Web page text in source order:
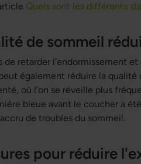
Quels sont les différents
de sommeil
de retarder l’endormissement
également réduire la
où l’on se réveille plus
bleue avant le coucher a
de troubles du sommeil.
pour réduire